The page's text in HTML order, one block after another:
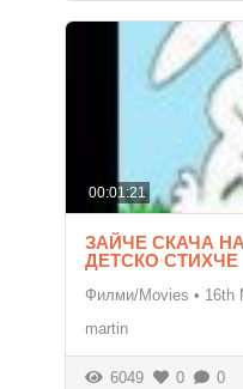
00:01:21
ЗАЙЧЕ СКАЧА
ДЕТСКО СТИХЧЕ
Филми/Movies • 16th
martin
6049 0 0